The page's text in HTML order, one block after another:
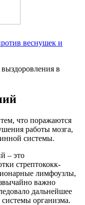
веснушек и
в
что поражаются
работы мозга,
системы.
– это
стрептококк-
лимфоузлы,
важно
дальнейшее
организма.